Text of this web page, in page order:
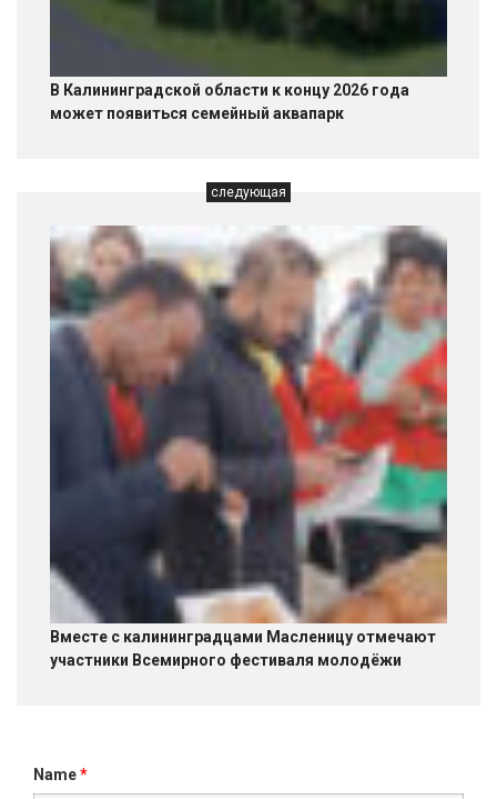
В Калининградской области к концу 2026 года
может появиться семейный аквапарк
следующая
Вместе с калининградцами Масленицу отмечают
участники Всемирного фестиваля молодёжи
Name*